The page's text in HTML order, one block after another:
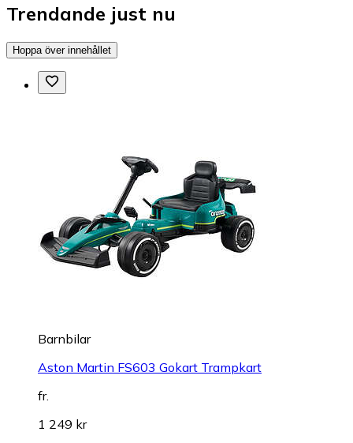
Trendande just nu
Hoppa över innehållet
Barnbilar
Aston Martin FS603 Gokart Trampkart
fr.
1 249 kr